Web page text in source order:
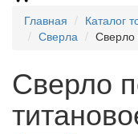
Главная Каталог
Сверла
Сверло
Сверло